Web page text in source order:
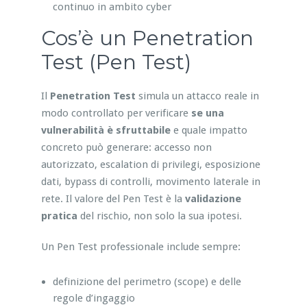
continuo in ambito cyber
Cos’è un Penetration
Test (Pen Test)
Il Penetration Test simula un attacco reale in
modo controllato per verificare se una
vulnerabilità è sfruttabilee quale impatto
concreto può generare: accesso non
autorizzato, escalation di privilegi, esposizione
dati, bypass di controlli, movimento laterale in
rete. Il valore del Pen Test è la validazione
pratica del rischio, non solo la sua ipotesi.
Un Pen Test professionale include sempre:
definizione del perimetro (scope) e delle
regole d’ingaggio